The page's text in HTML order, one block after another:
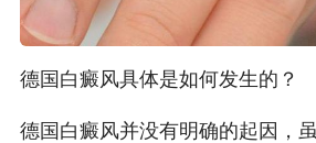
德国白癜风具体是如何发生的？
德国白癜风并没有明确的起因，